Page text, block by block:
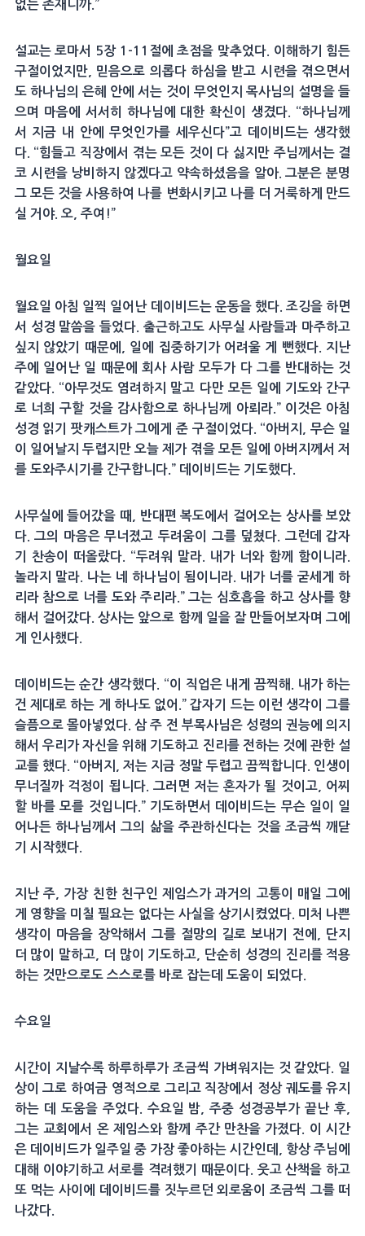
없는 존재니까.”
설교는 로마서 5장 1-11절에 초점을 맞추었다. 이해하기 힘든
구절이었지만, 믿음으로 의롭다 하심을 받고 시련을 겪으면서
도 하나님의 은혜 안에 서는 것이 무엇인지 목사님의 설명을 들
으며 마음에 서서히 하나님에 대한 확신이 생겼다. “하나님께
서 지금 내 안에 무엇인가를 세우신다”고 데이비드는 생각했
다. “힘들고 직장에서 겪는 모든 것이 다 싫지만 주님께서는 결
코 시련을 낭비하지 않겠다고 약속하셨음을 알아. 그분은 분명
그 모든 것을 사용하여 나를 변화시키고 나를 더 거룩하게 만드
실 거야. 오, 주여!”
월요일
월요일 아침 일찍 일어난 데이비드는 운동을 했다. 조깅을 하면
서 성경 말씀을 들었다. 출근하고도 사무실 사람들과 마주하고
싶지 않았기 때문에, 일에 집중하기가 어려울 게 뻔했다. 지난
주에 일어난 일 때문에 회사 사람 모두가 다 그를 반대하는 것
같았다. “아무것도 염려하지 말고 다만 모든 일에 기도와 간구
로 너희 구할 것을 감사함으로 하나님께 아뢰라.” 이것은 아침
성경 읽기 팟캐스트가 그에게 준 구절이었다. “아버지, 무슨 일
이 일어날지 두렵지만 오늘 제가 겪을 모든 일에 아버지께서 저
를 도와주시기를 간구합니다.” 데이비드는 기도했다.
사무실에 들어갔을 때, 반대편 복도에서 걸어오는 상사를 보았
다. 그의 마음은 무너졌고 두려움이 그를 덮쳤다. 그런데 갑자
기 찬송이 떠올랐다. “두려워 말라. 내가 너와 함께 함이니라.
놀라지 말라. 나는 네 하나님이 됨이니라. 내가 너를 굳세게 하
리라 참으로 너를 도와 주리라.” 그는 심호흡을 하고 상사를 향
해서 걸어갔다. 상사는 앞으로 함께 일을 잘 만들어보자며 그에
게 인사했다.
데이비드는 순간 생각했다. “이 직업은 내게 끔찍해. 내가 하는
건 제대로 하는 게 하나도 없어.” 갑자기 드는 이런 생각이 그를
슬픔으로 몰아넣었다. 삼 주 전 부목사님은 성령의 권능에 의지
해서 우리가 자신을 위해 기도하고 진리를 전하는 것에 관한 설
교를 했다. “아버지, 저는 지금 정말 두렵고 끔찍합니다. 인생이
무너질까 걱정이 됩니다. 그러면 저는 혼자가 될 것이고, 어찌
할 바를 모를 것입니다.” 기도하면서 데이비드는 무슨 일이 일
어나든 하나님께서 그의 삶을 주관하신다는 것을 조금씩 깨닫
기 시작했다.
지난 주, 가장 친한 친구인 제임스가 과거의 고통이 매일 그에
게 영향을 미칠 필요는 없다는 사실을 상기시켰었다. 미처 나쁜
생각이 마음을 장악해서 그를 절망의 길로 보내기 전에, 단지
더 많이 말하고, 더 많이 기도하고, 단순히 성경의 진리를 적용
하는 것만으로도 스스로를 바로 잡는데 도움이 되었다.
수요일
시간이 지날수록 하루하루가 조금씩 가벼워지는 것 같았다. 일
상이 그로 하여금 영적으로 그리고 직장에서 정상 궤도를 유지
하는 데 도움을 주었다. 수요일 밤, 주중 성경공부가 끝난 후,
그는 교회에서 온 제임스와 함께 주간 만찬을 가졌다. 이 시간
은 데이비드가 일주일 중 가장 좋아하는 시간인데, 항상 주님에
대해 이야기하고 서로를 격려했기 때문이다. 웃고 산책을 하고
또 먹는 사이에 데이비드를 짓누르던 외로움이 조금씩 그를 떠
나갔다.